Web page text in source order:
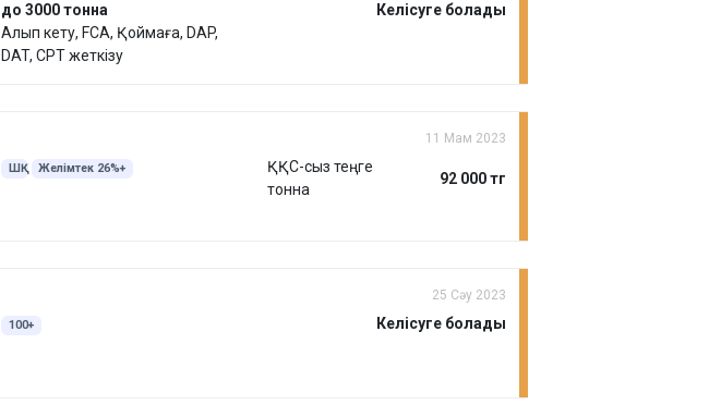
до 3000 тонна
Алып кету, FCA, Қоймаға, DAP,
DAT, CPT жеткізу
Келісуге болады
11 Мам 2023
ШҚ Желімтек 26%+
ҚҚС-сыз теңге
тонна
92 000 тг
25 Сәу 2023
100+ Келісуге болады